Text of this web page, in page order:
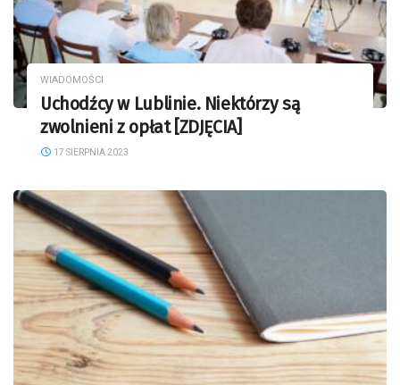
WIADOMOŚCI
Uchodźcy w Lublinie. Niektórzy są
zwolnieni z opłat [ZDJĘCIA]
17 SIERPNIA 2023